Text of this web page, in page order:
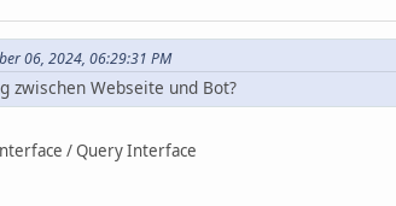
06, 2024, 06:29:31 PM
zwischen Webseite und Bot?
/ Query Interface